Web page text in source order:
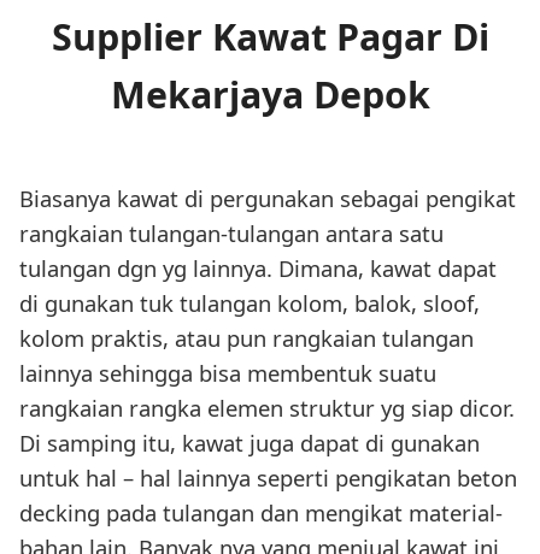
Supplier Kawat Pagar Di
Mekarjaya Depok
Biasanya kawat di pergunakan sebagai pengikat
rangkaian tulangan-tulangan antara satu
tulangan dgn yg lainnya. Dimana, kawat dapat
di gunakan tuk tulangan kolom, balok, sloof,
kolom praktis, atau pun rangkaian tulangan
lainnya sehingga bisa membentuk suatu
rangkaian rangka elemen struktur yg siap dicor.
Di samping itu, kawat juga dapat di gunakan
untuk hal – hal lainnya seperti pengikatan beton
decking pada tulangan dan mengikat material-
bahan lain. Banyak nya yang menjual kawat ini